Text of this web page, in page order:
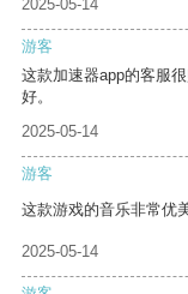
2025-05-14
游客
这款加速器app的客服
好。
2025-05-14
游客
这款游戏的音乐非常优
2025-05-14